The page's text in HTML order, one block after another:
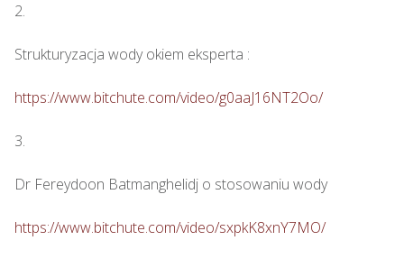
2.
Strukturyzacja wody okiem eksperta :
https://www.bitchute.com/video/g0aaJ16NT2Oo/
3.
Dr Fereydoon Batmanghelidj o stosowaniu wody
https://www.bitchute.com/video/sxpkK8xnY7MO/